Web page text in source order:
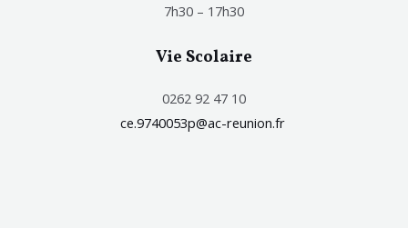
7h30 – 17h30
Vie Scolaire
0262 92 47 10
ce.9740053p@ac-reunion.fr